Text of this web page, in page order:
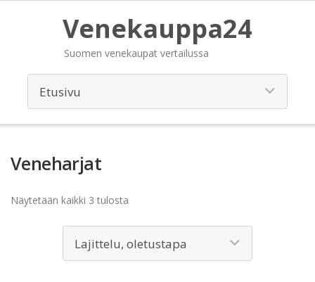
Venekauppa24
Suomen venekaupat vertailussa
Veneharjat
Näytetään kaikki 3 tulosta